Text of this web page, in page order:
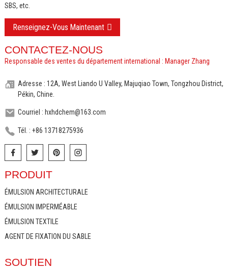
SBS, etc.
Renseignez-Vous Maintenant
CONTACTEZ-NOUS
Responsable des ventes du département international : Manager Zhang
Adresse : 12A, West Liando U Valley, Majuqiao Town, Tongzhou District,
Pékin, Chine.
Courriel : hxhdchem@163.com
Tél. : +86 13718275936
PRODUIT
ÉMULSION ARCHITECTURALE
ÉMULSION IMPERMÉABLE
ÉMULSION TEXTILE
AGENT DE FIXATION DU SABLE
SOUTIEN